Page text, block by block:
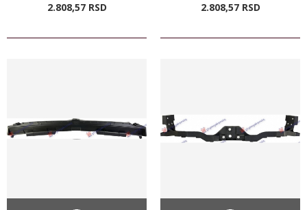
2.808,57 RSD 2.808,57 RSD